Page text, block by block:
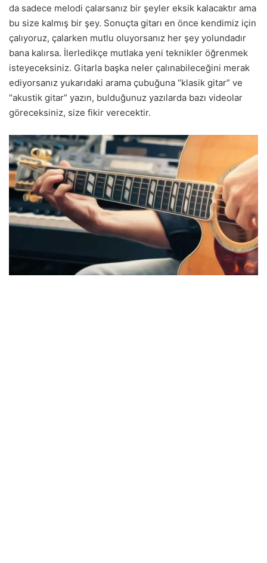
da sadece melodi çalarsanız bir şeyler eksik kalacaktır ama
bu size kalmış bir şey. Sonuçta gitarı en önce kendimiz için
çalıyoruz, çalarken mutlu oluyorsanız her şey yolundadır
bana kalırsa. İlerledikçe mutlaka yeni teknikler öğrenmek
isteyeceksiniz. Gitarla başka neler çalınabileceğini merak
ediyorsanız yukarıdaki arama çubuğuna “klasik gitar” ve
“akustik gitar” yazın, bulduğunuz yazılarda bazı videolar
göreceksiniz, size fikir verecektir.